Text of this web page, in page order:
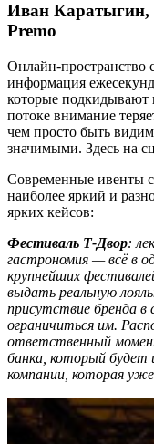
Иван Каратыгин,
Premo
Онлайн-пространство
информация
которые подкидывают
потоке внимание
чем просто быть
значимыми. Здесь на
Современные ивенты
наиболее яркий и
ярких кейсов:
Фестиваль T‑Двор:
гастрономия — всё в
крупнейших
выдать реальную
присутствие бренда в
ограничиться им.
ответственный
банка, который будет
компании, которая